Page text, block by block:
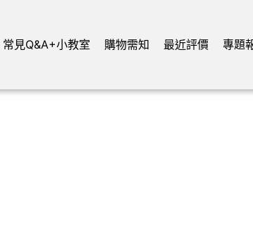
常見Q&A+小教室 購物需知 最近評價 專題